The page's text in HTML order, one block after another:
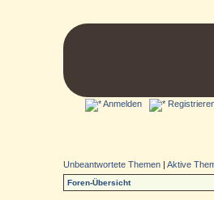
Anmelden
Unbeantwortete Themen |Aktive
Foren-Übersicht